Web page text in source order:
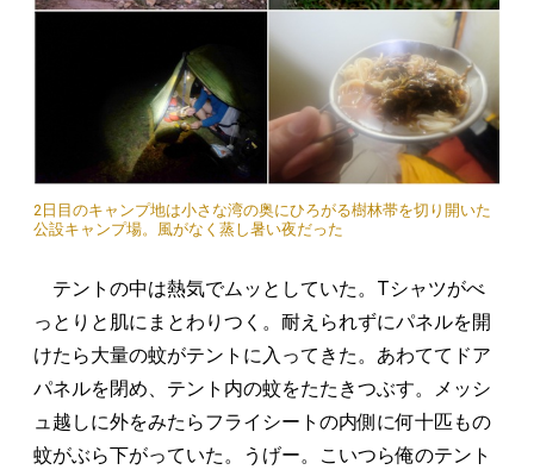
2日目のキャンプ地は小さな湾の奥にひろがる樹林帯を切り開いた
公設キャンプ場。風がなく蒸し暑い夜だった
テントの中は熱気でムッとしていた。Tシャツがべ
っとりと肌にまとわりつく。耐えられずにパネルを開
けたら大量の蚊がテントに入ってきた。あわててドア
パネルを閉め、テント内の蚊をたたきつぶす。メッシ
ュ越しに外をみたらフライシートの内側に何十匹もの
蚊がぶら下がっていた。うげー。こいつら俺のテント